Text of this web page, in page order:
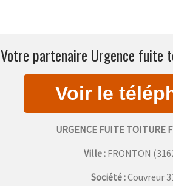
Votre partenaire Urgence fuite
URGENCE FUITE TOITURE
Ville : FRONTON (
Société :Couvreur